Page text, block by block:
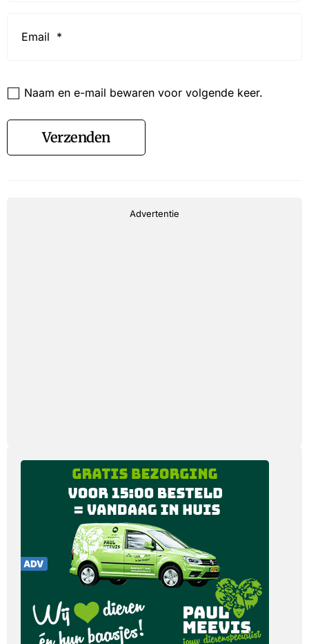
Naam en e-mail bewaren voor volgende keer.
Verzenden
Advertentie